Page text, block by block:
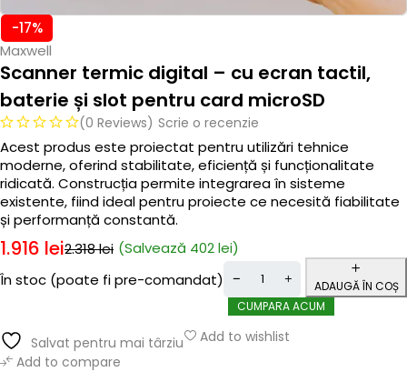
-17%
Maxwell
Scanner termic digital – cu ecran tactil,
baterie și slot pentru card microSD
(0 Reviews) Scrie o recenzie
Acest produs este proiectat pentru utilizări tehnice
moderne, oferind stabilitate, eficiență și funcționalitate
ridicată. Construcția permite integrarea în sisteme
existente, fiind ideal pentru proiecte ce necesită fiabilitate
și performanță constantă.
2.318lei
1.916 lei (Salvează 402lei)
În stoc (poate fi pre-comandat)
ADAUGĂ ÎN COȘ
CUMPARA ACUM
Salvat pentru mai târziu
Add to wishlist
Add to compare